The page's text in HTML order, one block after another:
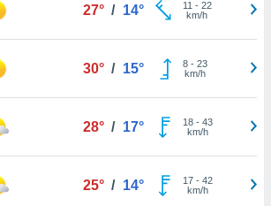
27° / 14° 11 - 22
km/h
30° / 15° 8- 23
km/h
28° / 17° 18- 43
km/h
25° / 14° 17- 42
km/h